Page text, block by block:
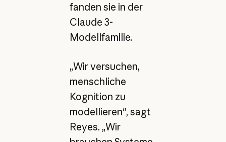
fanden sie in der
Claude 3-
Modellfamilie.
„Wir versuchen,
menschliche
Kognition zu
modellieren", sagt
Reyes. „Wir